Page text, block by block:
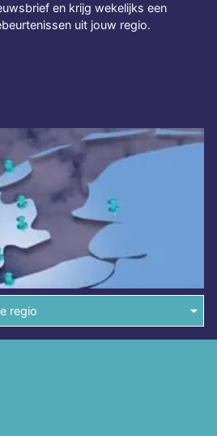
en krijg wekelijks een
uit jouw regio.
regio